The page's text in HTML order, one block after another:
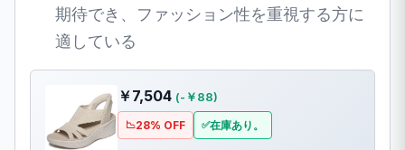
期待でき、ファッション性を重視する方に
適している
￥7,504 (-￥88)
28% OFF 在庫あり。